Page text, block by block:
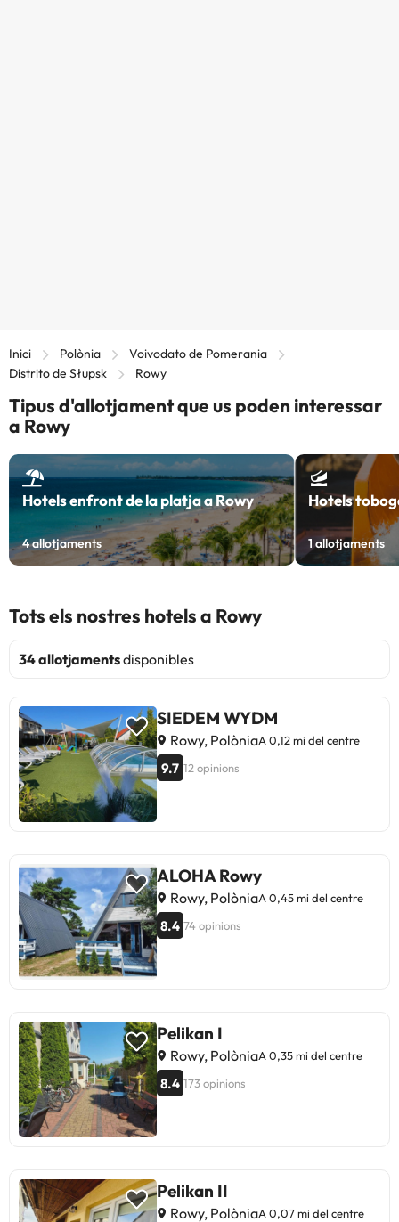
Inici Polònia
Voivodato de Pomerania
Distrito de Słupsk
Rowy
Tipus d'allotjament que us poden interessar
a Rowy
Hotels enfront de la platja a Rowy
4allotjaments
Hotels
1 allotjaments
Tots els nostres hotels a Rowy
34 allotjamentsdisponibles
SIEDEM WYDM
Rowy, PolòniaA 0,12 mi del centre
9.7 12 opinions
ALOHA Rowy
Rowy, PolòniaA 0,45 mi del centre
8.4 74 opinions
Pelikan I
Rowy, PolòniaA 0,35 mi del centre
8.4 173 opinions
Pelikan II
Rowy, PolòniaA 0,07 mi del centre